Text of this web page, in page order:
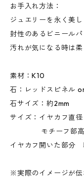
お手入れ方法：
ジュエリーを永く美
封性のあるビニール
汚れが気になる時は
素材：K10
石：レッドスピネル
石サイズ：約2mm
サイズ：イヤカフ直
モチーフ部高
イヤカフ開いた部分
※実際のイメージが